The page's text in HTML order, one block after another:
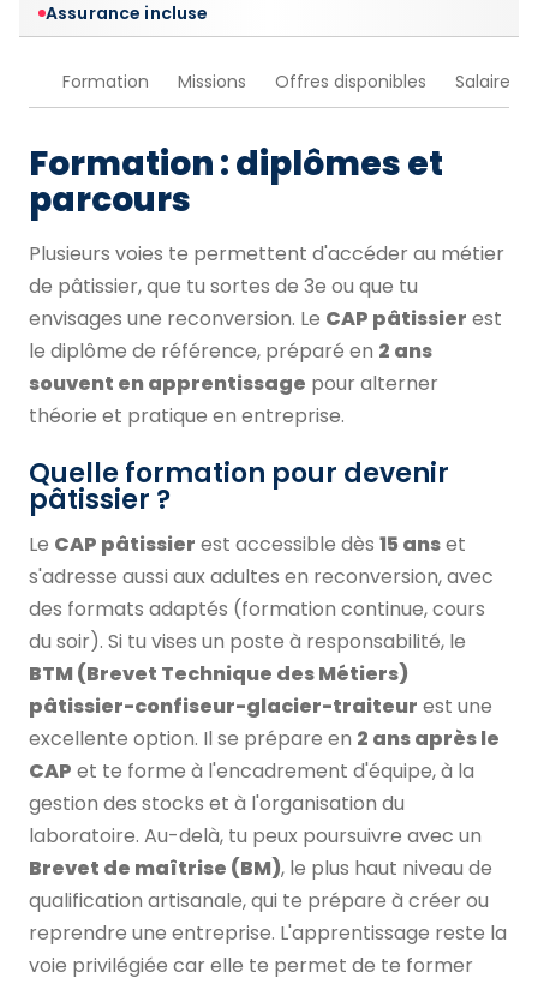
Assurance incluse
Formation Missions Offres disponibles Salaire
Formation : diplômes et
parcours
Plusieurs voies te permettent d'accéder au métier
de pâtissier, que tu sortes de 3e ou que tu
envisages une reconversion. Le CAP pâtissier est
le diplôme de référence, préparé en 2 ans
souvent en apprentissage pour alterner
théorie et pratique en entreprise.
Quelle formation pour devenir
pâtissier ?
Le CAP pâtissier est accessible dès 15 anset
s'adresse aussi aux adultes en reconversion, avec
des formats adaptés (formation continue, cours
du soir). Si tu vises un poste à responsabilité, le
BTM (Brevet Technique des Métiers)
pâtissier-confiseur-glacier-traiteur est une
excellente option. Il se prépare en 2 ans après le
CAP et te forme à l'encadrement d'équipe, à la
gestion des stocks et à l'organisation du
laboratoire. Au-delà, tu peux poursuivre avec un
Brevet de maîtrise (BM), le plus haut niveau de
qualification artisanale, qui te prépare à créer ou
reprendre une entreprise. L'apprentissage reste la
voie privilégiée car elle te permet de te former